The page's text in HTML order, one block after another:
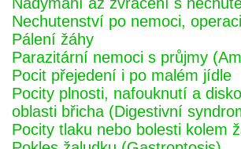
Nechutenství po nemoci,
Pálení žáhy
Parazitární nemoci s průjmy
Pocit přejedení i po malém jídle
Pocity plnosti, nafouknutí a
oblasti břicha (Digestivní
Pocity tlaku nebo bolesti kolem